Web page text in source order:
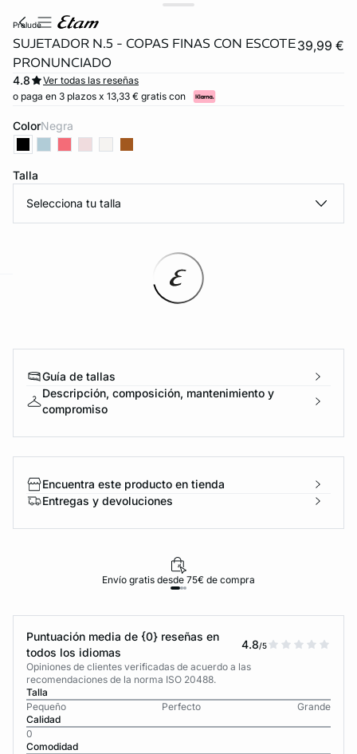
prelude
SUJETADOR N.5 - COPAS FINAS CON ESCOTE
PRONUNCIADO
39,99 €
4.8
Ver todas las reseñas
o paga en 3 plazos x 13,33 € gratis con
Color negra
Talla
Selecciona tu talla
Guía de tallas
Descripción, composición, mantenimiento y
compromiso
Encuentra este producto en tienda
Entregas y devoluciones
Envío gratis desde 75€ de compra
Puntuación media de {0} reseñas en
todos los idiomas
4.8/5
Opiniones de clientes verificadas de acuerdo a las
recomendaciones de la norma ISO 20488.
Talla
Pequeño
Perfecto
Grande
Calidad
0
Comodidad